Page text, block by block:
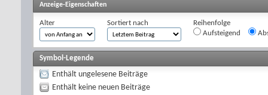
Anzeige-Eigenschaften
Alter Sortiert nach
Reihenfolge
Aufsteigend
Symbol-Legende
Enthält ungelesene Beiträge
Enthält keine neuen Beiträge